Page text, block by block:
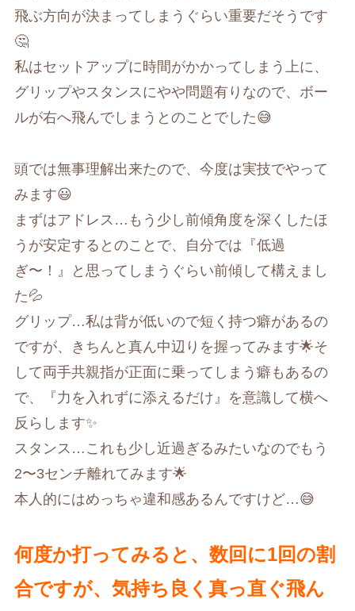
飛ぶ方向が決まってしまうぐらい重要だそうです
🤔
私はセットアップに時間がかかってしまう上に、
グリップやスタンスにやや問題有りなので、ボー
ルが右へ飛んでしまうとのことでした😅
頭では無事理解出来たので、今度は実技でやって
みます😃
まずはアドレス…もう少し前傾角度を深くしたほ
うが安定するとのことで、自分では『低過
ぎ〜！』と思ってしまうぐらい前傾して構えまし
た💦
グリップ…私は背が低いので短く持つ癖があるの
ですが、きちんと真ん中辺りを握ってみます🌟そ
して両手共親指が正面に乗ってしまう癖もあるの
で、『力を入れずに添えるだけ』を意識して横へ
反らします✨
スタンス…これも少し近過ぎるみたいなのでもう
2〜3センチ離れてみます🌟
本人的にはめっちゃ違和感あるんですけど…😅
何度か打ってみると、数回に1回の割
合ですが、気持ち良く真っ直ぐ飛ん